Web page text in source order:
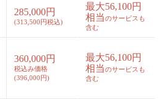
285,000円
(313,500円税込)
最大56,100円
相当のサービスも
含む
360,000円
税込み価格
(396,000円)
最大56,100円
相当のサービスも
含む